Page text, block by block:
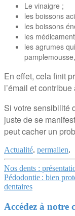
Le vinaigre ;
les boissons
les boissons
les
les agrumes
En effet, cela finit
l’émail et
Si votre sensibilité
juste de se
peut cacher un
Actualité. permalien.
Navigation
Article
Nos dents :
Pédodontie : bien
dentaires
Accédez à notre